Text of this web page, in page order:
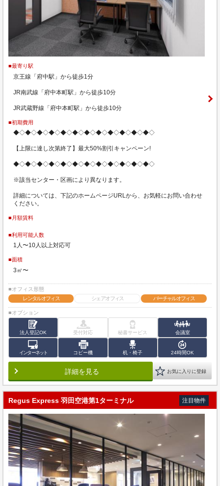
■最寄り駅
京王線「府中駅」から徒歩1分
JR南武線「府中本町駅」から徒歩10分
JR武蔵野線「府中本町駅」から徒歩10分
■初期費用
◆◇◆◇◆◇◆◇◆◇◆◇◆◇◆◇◆◇◆◇◆◇◆◇
【上限に達し次第終了】最大50%割引キャンペーン!
◆◇◆◇◆◇◆◇◆◇◆◇◆◇◆◇◆◇◆◇◆◇◆◇
※該当センター・区画により異なります。
詳細については、下記のホームページURLから、お気軽にお問い合わせ
ください。
■月額賃料
■利用可能人数
1人〜10人以上対応可
■面積
3㎡〜
■オフィス形態
レンタルオフィス
シェアオフィス バーチャルオフィス
■オプション
法人登記OK 受付対応 秘書サービス 会議室
インターネット コピー機 机・椅子 24時間OK
詳細を見る お気に入りに登録
Regus Express 羽田空港第1ターミナル 注目物件